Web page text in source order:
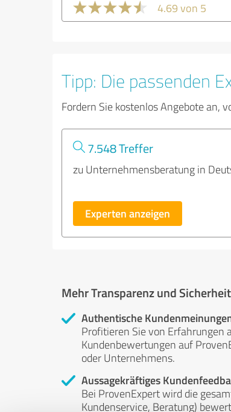
4.69 von 5
Tipp: Die passenden
Fordern Sie kostenlos Angebote an,
7.548 Treffer
zu Unternehmensberatung in
Experten anzeigen
Mehr Transparenz und
Authentische
Profitieren Sie von Erfahrungen
Kundenbewertungen auf
oder Unternehmens.
Aussagekräftiges
Bei ProvenExpert wird die
Kundenservice, Beratung)